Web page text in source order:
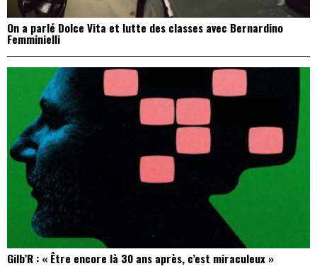
On a parlé Dolce Vita et lutte des classes avec Bernardino
Femminielli
Gilb’R : « Être encore là 30 ans après, c’est miraculeux »